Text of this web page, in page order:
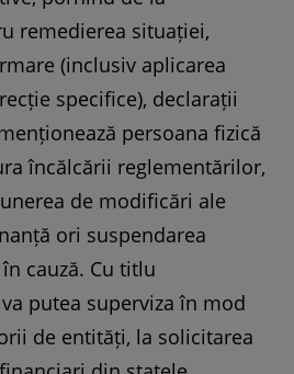
remedierea situației,
(inclusiv aplicarea
specifice), declarații
persoana fizică
încălcării reglementărilor,
de modificări ale
ori suspendarea
cauză. Cu titlu
putea superviza în mod
de entități, la solicitarea